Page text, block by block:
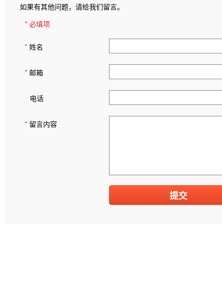
如果有其他问题，请给我们留言。
* 必填项
* 姓名
* 邮箱
电话
* 留言内容